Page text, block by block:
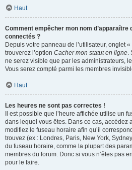
Haut
Comment empêcher mon nom d’apparaître
connectés ?
Depuis votre panneau de l’utilisateur, onglet
trouverez l’option Cacher mon statut en ligne.
ne serez visible que par les administrateurs,
Vous serez compté parmi les membres
Haut
Les heures ne sont pas correctes !
Il est possible que l’heure affichée utilise un
dans lequel vous êtes. Dans ce cas, accédez
modifiez le fuseau horaire afin qu’il
trouvez (ex : Londres, Paris, New York,
du fuseau horaire, comme la plupart des
membres du forum. Donc si vous n’êtes pas
pour le faire.